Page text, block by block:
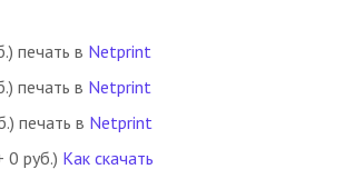
печать в Netprint
печать в Netprint
печать в Netprint
0 руб.) Как скачать